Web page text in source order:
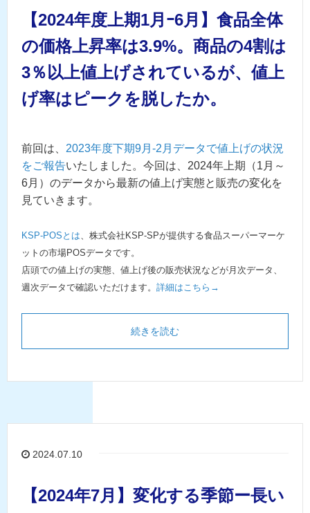
【2024年度上期1月ｰ6月】食品全体
の価格上昇率は3.9%。商品の4割は
3％以上値上げされているが、値上
げ率はピークを脱したか。
前回は、 2023年度下期9月-2月データで値上げの状況
をご報告いたしました。今回は、2024年上期（1月～
6月）のデータから最新の値上げ実態と販売の変化を
見ていきます。
KSP-POSとは、株式会社KSP-SPが提供する食品スーパーマーケ
ットの市場POSデータです。
店頭での値上げの実態、値上げ後の販売状況などが月次データ、
週次データで確認いただけます。 詳細はこちら→
続きを読む
2024.07.10
【2024年7月】変化する季節ー長い